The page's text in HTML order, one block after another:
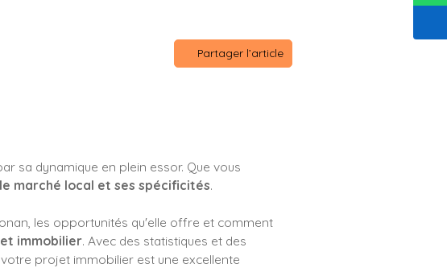
Partager l’article
sa dynamique en plein essor. Que vous
marché local et ses spécificités.
les opportunités qu'elle offre et comment
immobilier. Avec des statistiques et des
projet immobilier est une excellente